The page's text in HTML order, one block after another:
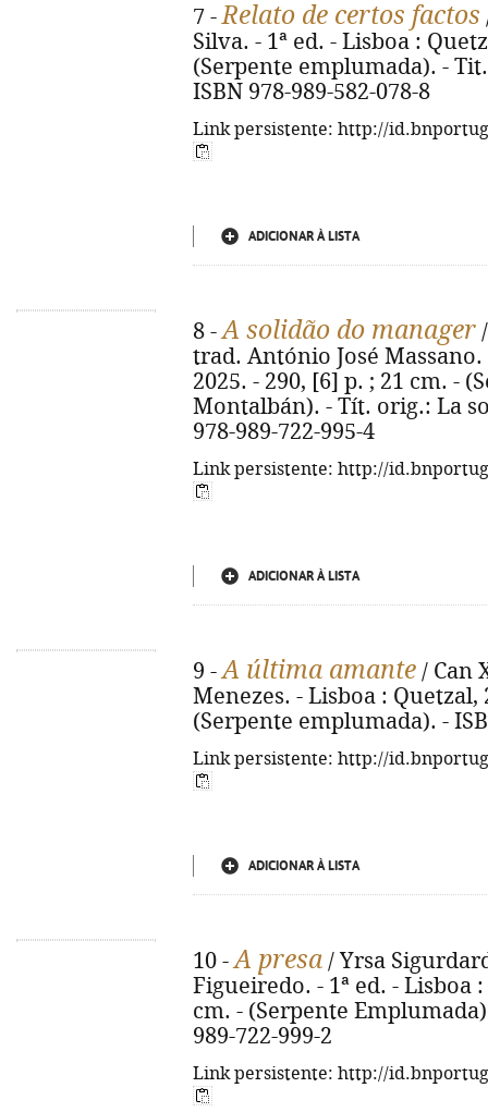
7 -Relato de certos factos
Silva. - 1ª ed. - Lisboa :
(Serpente emplumada). -
ISBN 978-989-582-078-8
Link persistente: http://
ADICIONAR À LISTA
8 -A solidão do manager
trad. António José Massano.
2025. - 290, [6] p. ; 21 cm. -
Montalbán). - Tít. orig.: La
978-989-722-995-4
Link persistente: http://
ADICIONAR À LISTA
9 -A última amante / Can
Menezes. - Lisboa : Quetzal,
(Serpente emplumada). -
Link persistente: http://
ADICIONAR À LISTA
10 -A presa / Yrsa
Figueiredo. - 1ª ed. - Lisboa
cm. - (Serpente
989-722-999-2
Link persistente: http://